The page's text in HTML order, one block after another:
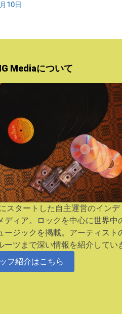
10日
Mediaについて
スタートした自主運営のインデ
ディア。ロックを中心に世界中
ージックを掲載。アーティスト
ーツまで深い情報を紹介してい
フ紹介はこちら